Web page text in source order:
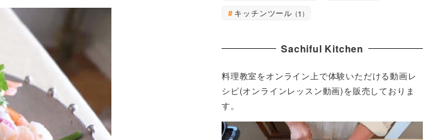
キッチンツール 1
Sachiful Kitchen
料理教室をオンライン上で体験いただける動画レ
シピ(オンラインレッスン動画)を販売しておりま
す。